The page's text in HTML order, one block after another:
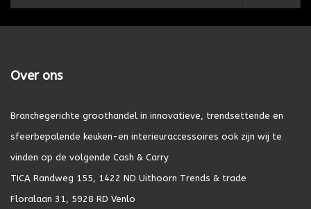
Over ons
Branchegerichte groothandel in innovatieve, trendsettende en
sfeerbepalende keuken-en interieuraccessoires ook zijn wij te
vinden op de volgende Cash & Carry
TICA Randweg 155, 1422 ND Uithoorn Trends & trade
Floralaan 31, 5928 RD Venlo